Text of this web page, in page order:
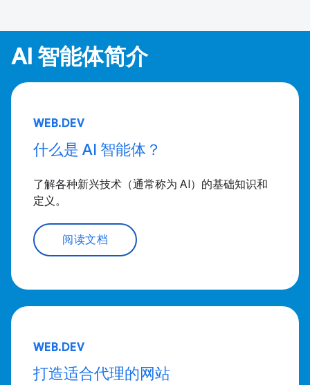
AI 智能体简介
WEB.DEV
什么是 AI 智能体？
了解各种新兴技术（通常称为 AI）的基础知识和
定义。
阅读文档
WEB.DEV
打造适合代理的网站